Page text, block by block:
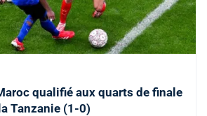
qualifié aux quarts de finale
Tanzanie (1-0)